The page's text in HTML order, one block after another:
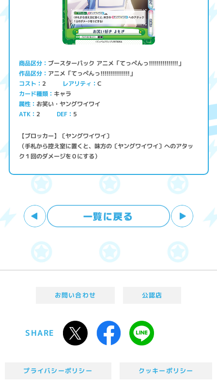
商品区分 ブースターパック アニメ「てっぺんっ!!!!!!!!!!!!!!!」
作品区分 アニメ「てっぺんっ!!!!!!!!!!!!!!!」
コスト 2 レアリティ C
カード種類 キャラ
属性 お笑い・ヤングワイワイ
ATK 2 DEF 5
【ブロッカー】〔ヤングワイワイ〕
（手札から控え室に置くと、味方の〔ヤングワイワイ〕へのアタッ
ク１回のダメージを０にする）
お問い合わせ 公認店
SHARE
プライバシーポリシー クッキーポリシー